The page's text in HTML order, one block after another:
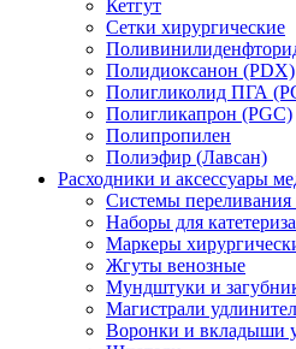
Кетгут
Сетки хирургические
Полидиоксанон (PDX)
Полигликолид ПГА
Полигликапрон (PGC)
Полипропилен
Полиэфир (Лавсан)
Расходники и аксессуары
Системы переливания
Наборы для
Маркеры
Жгуты венозные
Мундштуки и
Магистрали
Воронки и вкладыши